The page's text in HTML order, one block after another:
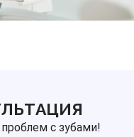
с зубами!